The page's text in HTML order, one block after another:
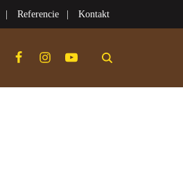
Referencie Kontakt